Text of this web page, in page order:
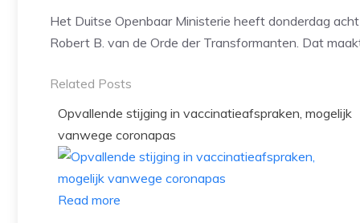
Het Duitse Openbaar Ministerie heeft donderdag
Robert B. van de Orde der Transformanten. Dat
Related Posts
Opvallende stijging in vaccinatieafspraken, mogelijk
vanwege coronapas
Read more